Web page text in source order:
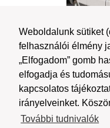
Weboldalunk sütiket
felhasználói élmény
„Elfogadom” gomb
elfogadja és
kapcsolatos
irányelveinket.
További tudnivalók
Fiat